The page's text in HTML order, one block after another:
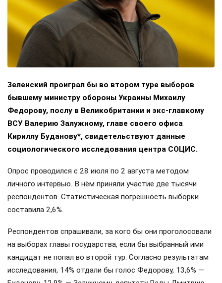
Зеленский проиграл бы во втором туре выборов
бывшему министру обороны Украины Михаилу
Федорову, послу в Великобритании и экс-главкому
ВСУ Валерию Залужному, главе своего офиса
Кириллу Буданову*, свидетельствуют данные
социологического исследования центра СОЦИС.
Опрос проводился с 28 июля по 2 августа методом
личного интервью. В нём приняли участие две тысячи
респондентов. Статистическая погрешность выборки
составила 2,6%.
Респондентов спрашивали, за кого бы они проголосовали
на выборах главы государства, если бы выбранный ими
кандидат не попал во второй тур. Согласно результатам
исследования, 14% отдали бы голос Федорову, 13,6% —